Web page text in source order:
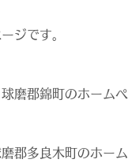
ジです。
磨郡錦町のホームペ
郡多良木町のホーム